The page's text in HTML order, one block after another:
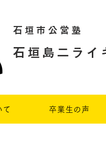
石垣市公営塾
石垣島二ライ
て 卒業生の声